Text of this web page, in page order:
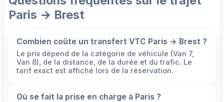
Paris → Brest
Combien coûte un transfert VTC Paris → Brest ?
Le prix dépend de la catégorie de véhicule (Van 7,
Van 8), de la distance, de la durée et du trafic. Le
tarif exact est affiché lors de la réservation.
Où se fait la prise en charge à Paris ?